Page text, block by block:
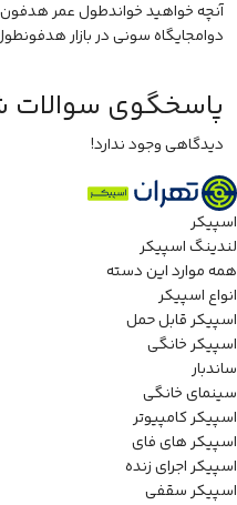
آنچه خواهید خواندطول عمر
دوامجایگاه سونی در بازار
پاسخگوی
دیدگاهی وجود ندارد!
اسپیکر
لندینگ اسپیکر
همه موارد این دسته
انواع اسپیکر
اسپیکر قابل حمل
اسپیکر خانگی
ساندبار
سینمای خانگی
اسپیکر کامپیوتر
اسپیکر های فای
اسپیکر اجرای زنده
اسپیکر سقفی